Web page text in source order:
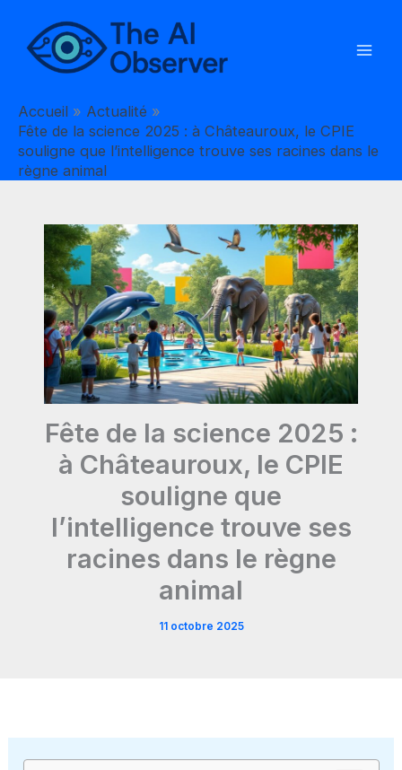
contenu
Accueil
Actualité
Fête de la science 2025 : à Châteauroux, le CPIE
souligne que l’intelligence trouve ses racines dans le
règne animal
Fête de la science 2025 :
à Châteauroux, le CPIE
souligne que
l’intelligence trouve ses
racines dans le règne
animal
11 octobre 2025